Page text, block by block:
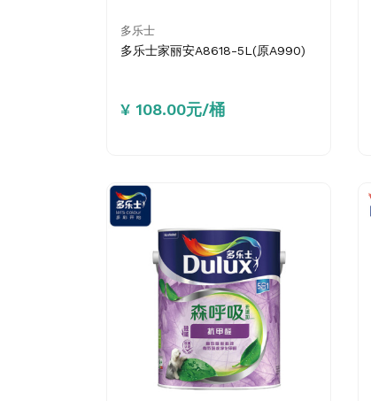
多乐士
多乐士家丽安A8618-5L(原A990)
¥ 108.00元/桶